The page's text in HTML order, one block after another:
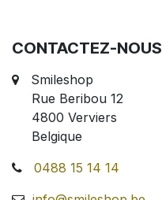
CONTACTEZ-NOUS
Smileshop
Rue Beribou 12
4800 Verviers
Belgique
0488 15 14 14